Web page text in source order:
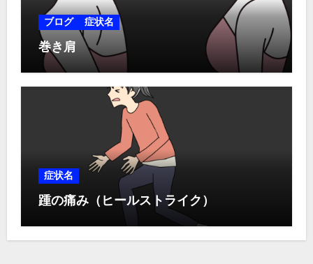
ブログ 症状名
巻き肩
症状名
踵の痛み（ヒールストライク）